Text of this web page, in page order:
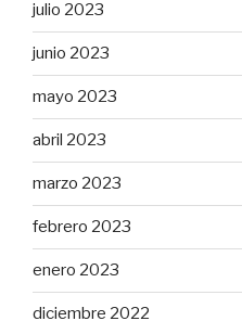
julio 2023
junio 2023
mayo 2023
abril 2023
marzo 2023
febrero 2023
enero 2023
diciembre 2022